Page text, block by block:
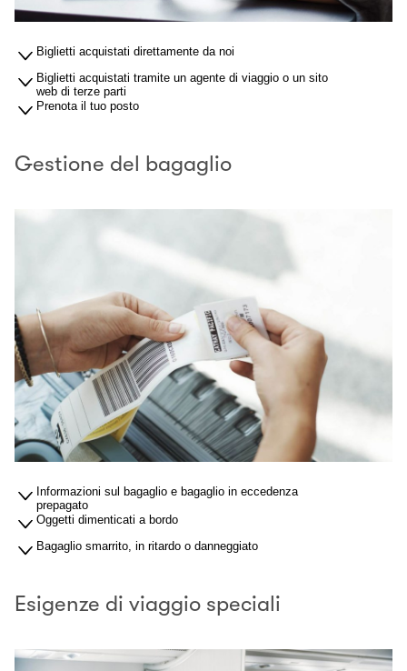
Biglietti acquistati direttamente da noi
Biglietti acquistati tramite un agente di viaggio o un sito
web di terze parti
Prenota il tuo posto
Gestione del bagaglio
Informazioni sul bagaglio e bagaglio in eccedenza
prepagato
Oggetti dimenticati a bordo
Bagaglio smarrito, in ritardo o danneggiato
Esigenze di viaggio speciali